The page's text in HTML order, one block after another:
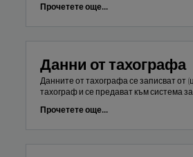
Прочетете още...
Данни от тахографа
Данните от тахографа се записват от
тахограф и се предават към система
Прочетете още...